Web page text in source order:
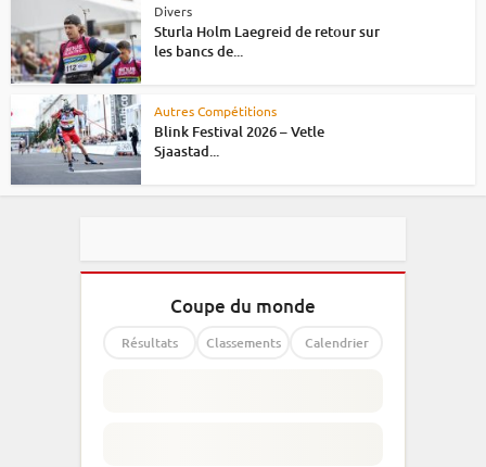
Divers
Sturla Holm Laegreid de retour sur
les bancs de...
Autres Compétitions
Blink Festival 2026 – Vetle
Sjaastad...
Coupe du monde
Résultats Classements Calendrier